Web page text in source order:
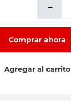
－
Comprar ahora
Agregar al carrito